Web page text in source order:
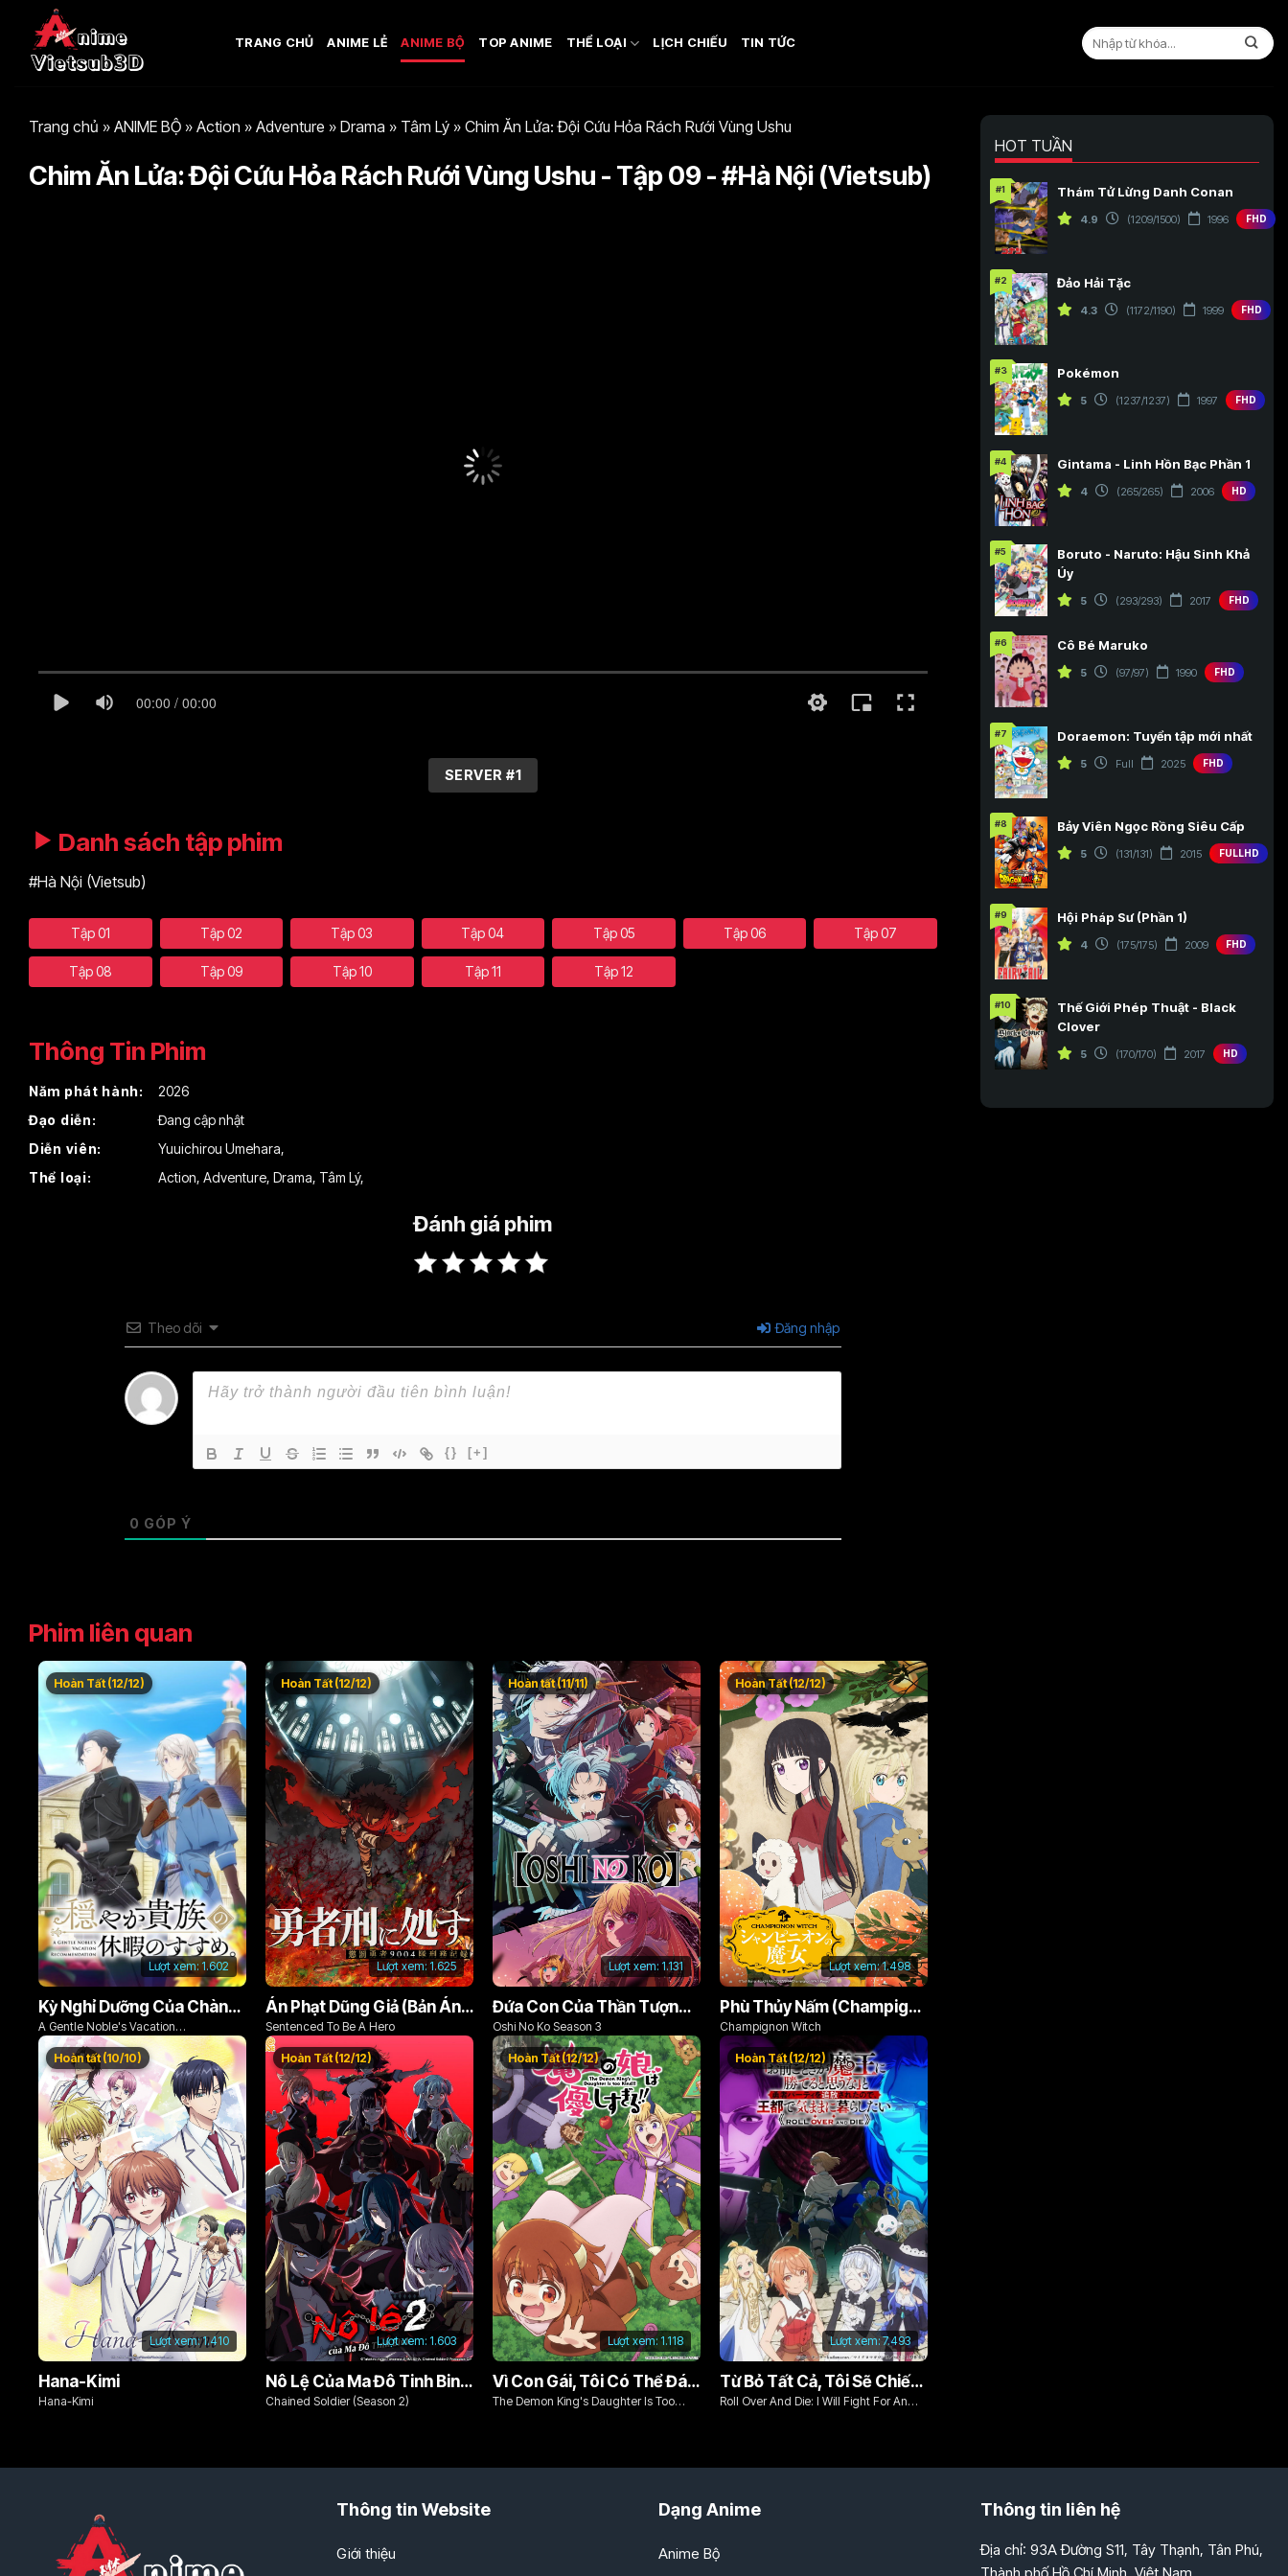
TRANG CHỦ ANIME LẺ ANIME BỘ TOP ANIME THỂ LOẠI LỊCH CHIẾU TIN TỨC
Trang chủ » ANIME BỘ » Action » Adventure » Drama » Tâm Lý » Chim Ăn Lửa: Đội Cứu Hỏa Rách Rưới Vùng Ushu
Chim Ăn Lửa: Đội Cứu Hỏa Rách Rưới Vùng Ushu - Tập 09 - #Hà Nội (Vietsub)
00:00 / 00:00
SERVER #1
Danh sách tập phim
#Hà Nội (Vietsub)
Tập 01 Tập 02 Tập 03 Tập 04 Tập 05 Tập 06 Tập 07
Tập 08 Tập 09 Tập 10 Tập 11 Tập 12
Thông Tin Phim
Năm phát hành:
2026
Đạo diễn:
Đang cập nhật
Diễn viên:
Yuuichirou Umehara,
Thể loại:
Action, Adventure, Drama, Tâm Lý,
Đánh giá phim
Theo dõi Đăng nhập
{} [+]
0 GÓP Ý
Phim liên quan
Lượt xem: 1.602
Hoàn Tất (12/12)
Kỳ Nghỉ Dưỡng Của Chàng Quý Tộc Ôn Hòa (Odayaka Kizoku no Kyuuka no Susume)
A Gentle Noble's Vacation
Recommendation
Lượt xem: 1.625
Hoàn Tất (12/12)
Án Phạt Dũng Giả (Bản Án Anh Hùng)
Sentenced To Be A Hero
Lượt xem: 1.131
Hoàn tất (11/11)
Đứa Con Của Thần Tượng (Phần 3)
Oshi No Ko Season 3
Lượt xem:1.498
Hoàn Tất (12/12)
Phù Thủy Nấm (Champignon no Majo)
Champignon Witch
Lượt xem:1.410
Hoàn tất (10/10)
Hana-Kimi
Hana-Kimi
Lượt xem: 1.603
Hoàn Tất (12/12)
Nô Lệ Của Ma Đô Tinh Binh (Phần 2)
Chained Soldier (Season 2)
Lượt xem: 1.118
Hoàn Tất (12/12)
Vì Con Gái, Tôi Có Thể Đánh Bại Cả Ma Vương
The Demon King's Daughter Is Too
Lượt xem: 7.493
Hoàn Tất (12/12)
Từ Bỏ Tất Cả, Tôi Sẽ Chiến Đấu Cho Một Cuộc Sống Bình Thường Với Tình Yêu Của Đời Mình Và Chiếc Thanh Kiếm Bị Nguyền Rủa!
Roll Over And Die: I Will Fight For An
HOT TUẦN
#1 Thám Tử Lừng Danh Conan
4.9 (1209/1500) 1996 FHD
#2 Đảo Hải Tặc
4.3 (1172/1190) 1999 FHD
#3 Pokémon
5 (1237/1237) 1997 FHD
#4 Gintama - Linh Hồn Bạc Phần 1
4 (265/265) 2006 HD
#5
Boruto - Naruto: Hậu Sinh Khả
Úy
5 (293/293) 2017 FHD
#6 Cô Bé Maruko
5 (97/97) 1990 FHD
#7 Doraemon: Tuyển tập mới nhất
5 Full 2025 FHD
#8 Bảy Viên Ngọc Rồng Siêu Cấp
5 (131/131) 2015 FULLHD
#9 Hội Pháp Sư (Phần 1)
4 (175/175) 2009 FHD
#10
Thế Giới Phép Thuật - Black
Clover
5 (170/170) 2017 HD
Thông tin Website
Giới thiệu
Dạng Anime
Anime Bộ
Thông tin liên hệ
Địa chỉ: 93A Đường S11, Tây Thạnh, Tân Phú,
Thành phố Hồ Chí Minh, Việt Nam